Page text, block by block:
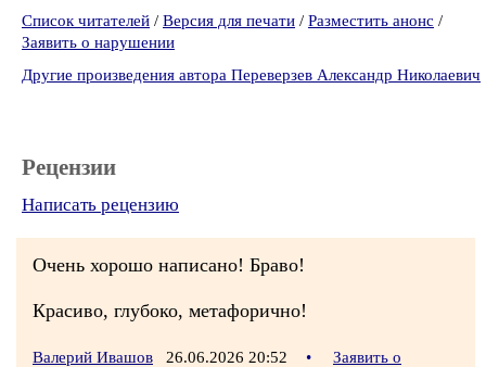
Список читателей / Версия для печати / Разместить анонс /
Заявить о нарушении
Другие произведения автора Переверзев Александр Николаевич
Рецензии
Написать рецензию
Очень хорошо написано! Браво!
Красиво, глубоко, метафорично!
Валерий Ивашов 26.06.2026 20:52 •
Заявить о